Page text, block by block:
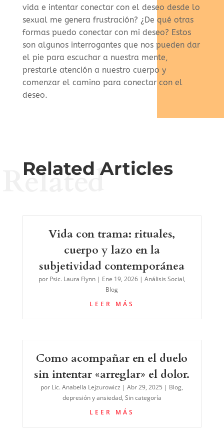
vida e intentar conectar con el deseo desde lo
sexual me genera frustración? ¿De qué otras
formas puedo conectar con mi deseo? Estos
son algunos interrogantes que nos pueden dar
el pie para escuchar a nuestra mente,
prestarle atención a nuestro cuerpo y
comenzar el camino para conectar con el
deseo.
Related Articles
Related
Vida con trama: rituales,
cuerpo y lazo en la
subjetividad contemporánea
por Psic. Laura Flynn| Ene 19, 2026| Análisis Social,
Blog
LEER MÁS
Como acompañar en el duelo
sin intentar «arreglar» el dolor.
por Lic. Anabella Lejzurowicz |Abr 29, 2025 | Blog,
depresión y ansiedad, Sin categoría
LEER MÁS